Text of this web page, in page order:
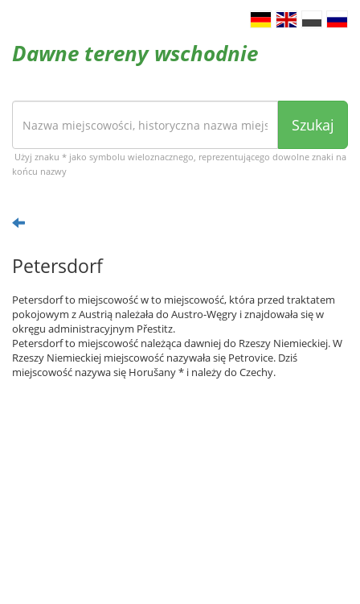
Dawne tereny wschodnie
Szukaj
Użyj znaku * jako symbolu wieloznacznego, reprezentującego dowolne znaki na
końcu nazwy
Petersdorf
Petersdorf to miejscowość w to miejscowość, która przed traktatem
pokojowym z Austrią należała do Austro-Węgry i znajdowała się w
okręgu administracyjnym Přestitz.
Petersdorf to miejscowość należąca dawniej do Rzeszy Niemieckiej. W
Rzeszy Niemieckiej miejscowość nazywała się Petrovice. Dziś
miejscowość nazywa się Horušany * i należy do Czechy.